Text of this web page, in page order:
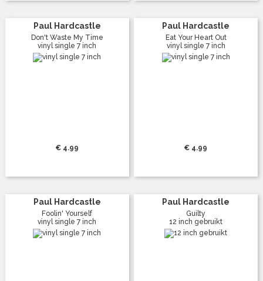
Paul Hardcastle
Don't Waste My Time
vinyl single 7 inch
€ 4.99
Paul Hardcastle
Eat Your Heart Out
vinyl single 7 inch
€ 4.99
Paul Hardcastle
Foolin' Yourself
vinyl single 7 inch
Paul Hardcastle
Guilty
12 inch gebruikt